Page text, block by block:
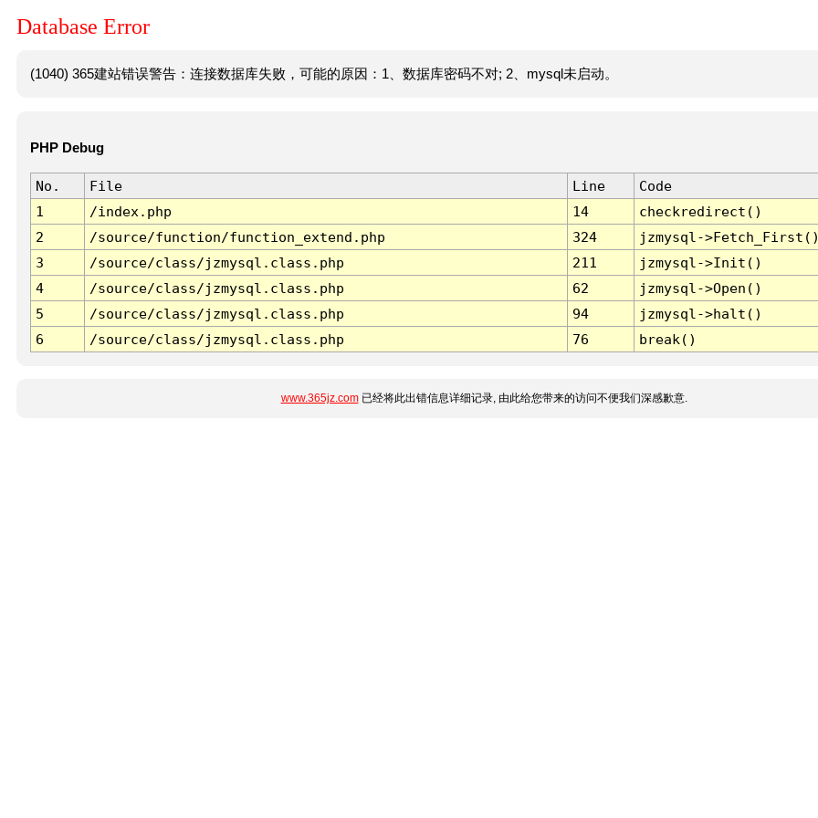
Database Error
(1040) 365建站错误警告：连接数据库失败，可能的原因：1、数据库密码不对; 2、mysql未启动。
PHP Debug
No. File Line
Code
1
/index.php 14
checkredirect()
2
/source/function/function_extend.php 324
jzmysql-
3
/source/class/jzmysql.class.php 211
jzmysql->Init()
4
/source/class/jzmysql.class.php 62
jzmysql->Open()
5
/source/class/jzmysql.class.php 94
jzmysql->halt()
6
/source/class/jzmysql.class.php 76 break()
www.365jz.com已经将此出错信息详细记录, 由此给您带来的访问不便我们深感歉意.